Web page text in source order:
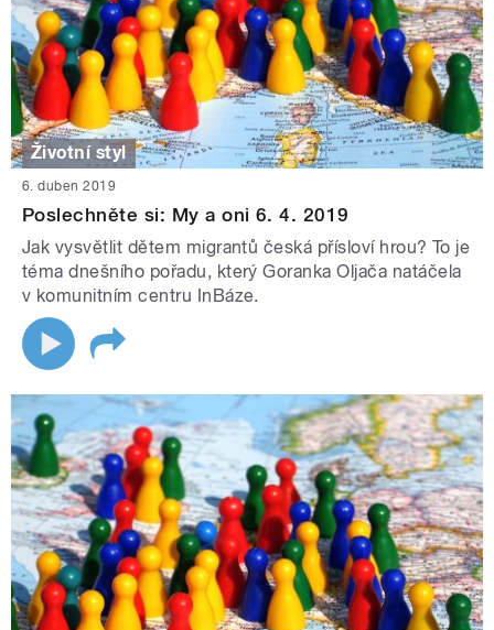
Životní styl
6. duben 2019
Poslechněte si: My a oni 6. 4. 2019
Jak vysvětlit dětem migrantů česká přísloví hrou? To je
téma dnešního pořadu, který Goranka Oljača natáčela
v komunitním centru InBáze.